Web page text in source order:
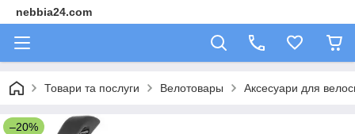
nebbia24.com
Товари та послуги Велотовары Аксесуари для
–20%